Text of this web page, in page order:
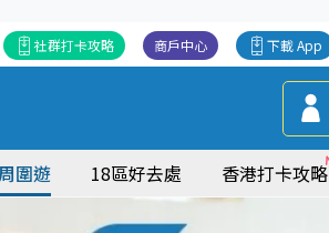
下載 App
商戶中心
社群打卡攻略
圍遊 18區好去處 香港打卡攻略